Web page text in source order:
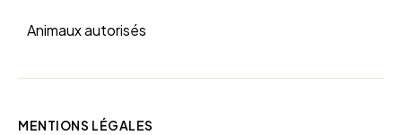
Animaux autorisés
MENTIONS LÉGALES